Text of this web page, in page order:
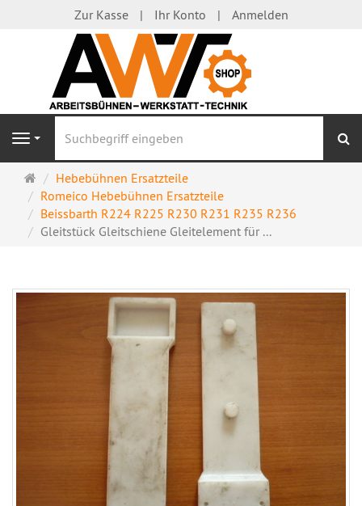
Zur Kasse Ihr Konto Anmelden
Navigation
Startseite
Hebebühnen Ersatzteile
Romeico Hebebühnen Ersatzteile
Beissbarth R224 R225 R230 R231 R235 R236
Gleitstück Gleitschiene Gleitelement für ...